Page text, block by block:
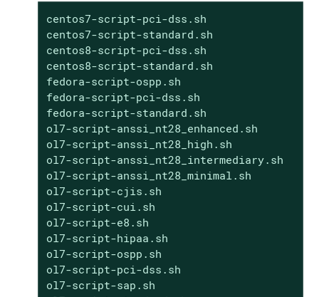
centos7-script-pci-dss.sh
centos7-script-standard.sh
centos8-script-pci-dss.sh
centos8-script-standard.sh
fedora-script-ospp.sh
fedora-script-pci-dss.sh
fedora-script-standard.sh
ol7-script-anssi_nt28_enhanced.sh
ol7-script-anssi_nt28_high.sh
ol7-script-anssi_nt28_intermediary.sh
ol7-script-anssi_nt28_minimal.sh
ol7-script-cjis.sh
ol7-script-cui.sh
ol7-script-e8.sh
ol7-script-hipaa.sh
ol7-script-ospp.sh
ol7-script-pci-dss.sh
ol7-script-sap.sh